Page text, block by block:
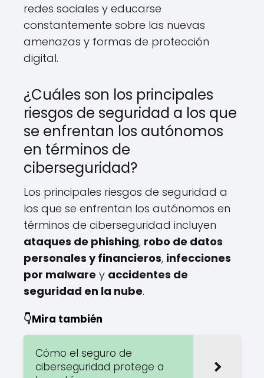
redes sociales y educarse
constantemente sobre las nuevas
amenazas y formas de protección
digital.
¿Cuáles son los principales
riesgos de seguridad a los que
se enfrentan los autónomos
en términos de
ciberseguridad?
Los principales riesgos de seguridad a
los que se enfrentan los autónomos en
términos de ciberseguridad incluyen
ataques de phishing, robo de datos
personales y financieros, infecciones
por malware y accidentes de
seguridad en la nube.
👇Mira también
Cómo el seguro de
ciberseguridad protege a